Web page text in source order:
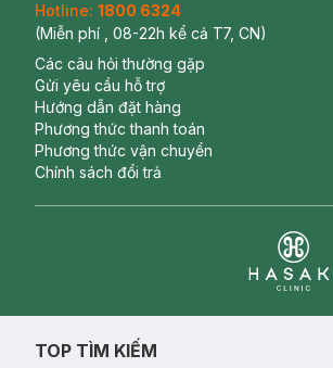
Hotline: 1800 6324
(Miễn phí , 08-22h kể cả T7, CN)
Các câu hỏi thường gặp
Gửi yêu cầu hỗ trợ
Hướng dẫn đặt hàng
Phương thức thanh toán
Phương thức vận chuyển
Chính sách đổi trả
TOP TÌM KIẾM